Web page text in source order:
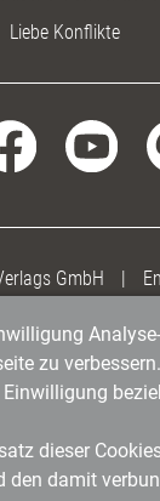
Liebe Konflikte
GmbH |
zu
dieser
den damit